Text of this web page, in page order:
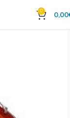
0 0,00